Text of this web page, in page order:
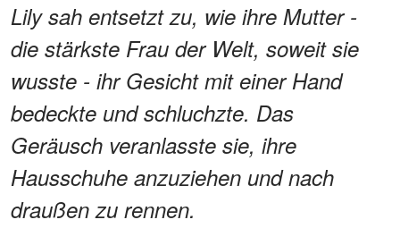
Lily sah entsetzt zu, wie ihre Mutter -
die stärkste Frau der Welt, soweit sie
wusste - ihr Gesicht mit einer Hand
bedeckte und schluchzte. Das
Geräusch veranlasste sie, ihre
Hausschuhe anzuziehen und nach
draußen zu rennen.